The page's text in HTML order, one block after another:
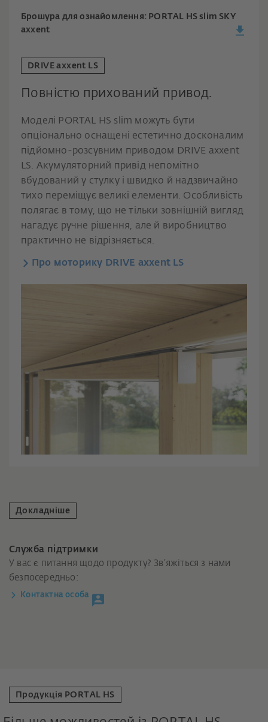
Брошура для ознайомлення: PORTAL HS slim SKY
axxent
DRIVE axxent LS
Повністю прихований привод.
Моделі PORTAL HS slim можуть бути
опціонально оснащені естетично досконалим
підйомно-розсувним приводом DRIVE axxent
LS. Акумуляторний привід непомітно
вбудований у стулку і швидко й надзвичайно
тихо переміщує великі елементи. Особливість
полягає в тому, що не тільки зовнішній вигляд
нагадує ручне рішення, але й виробництво
практично не відрізняється.
Про моторику DRIVE axxent LS
Докладніше
Служба підтримки
У вас є питання щодо продукту? Зв’яжіться з нами
безпосередньо:
Контактна особа
Продукція PORTAL HS